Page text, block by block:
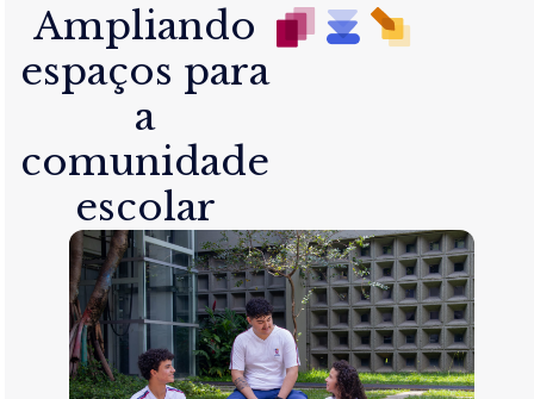
Ampliando
espaços para
a
comunidade
escolar